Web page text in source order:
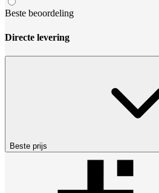
Beste beoordeling
Directe levering
Beste prijs